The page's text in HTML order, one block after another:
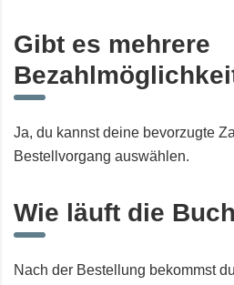
Gibt es mehrere
Ja, du kannst deine bevorzugte
Bestellvorgang auswählen.
Wie läuft die
Nach der Bestellung bekommst